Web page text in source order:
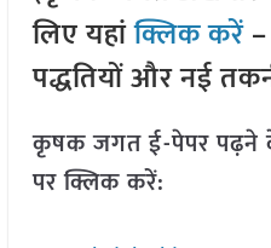
लिए यहांक्लिक करें–
पद्धतियों और नई
कृषक जगत ई-पेपर पढ़ने
पर क्लिक करें: